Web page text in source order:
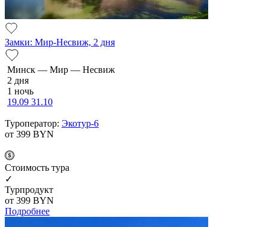
Замки: Мир-Несвиж, 2 дня
Минск — Мир — Несвиж
2 дня
1 ночь
19.09 31.10
Туроператор: Экотур-6
от 399 BYN
Cтоимость тура
✓
Турпродукт
от 399 BYN
Подробнее